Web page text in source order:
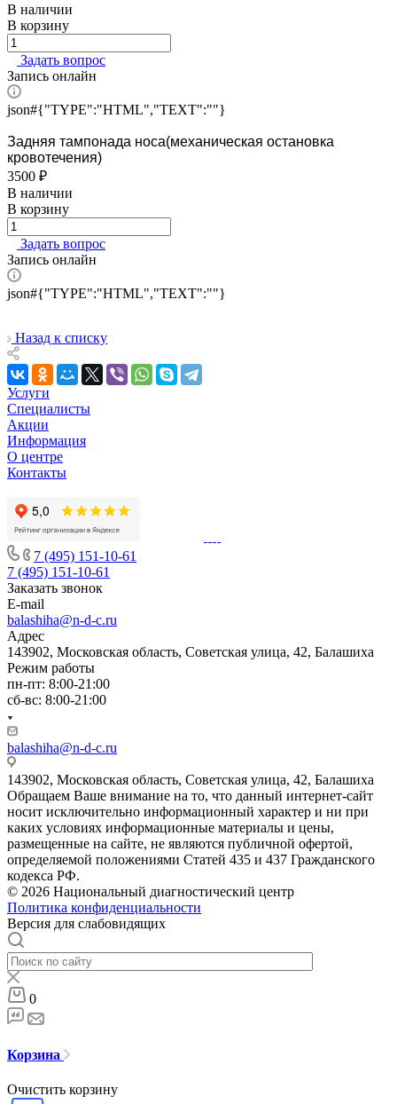
В наличии
В корзину
Задать вопрос
Запись онлайн
json#{"TYPE":"HTML","TEXT":""}
Задняя тампонада носа(механическая остановка
кровотечения)
3500 ₽
В наличии
В корзину
Задать вопрос
Запись онлайн
json#{"TYPE":"HTML","TEXT":""}
Назад к списку
Услуги
Специалисты
Акции
Информация
О центре
Контакты
7 (495) 151-10-61
7 (495) 151-10-61
Заказать звонок
E-mail
balashiha@n-d-c.ru
Адрес
143902, Московская область, Советская улица, 42, Балашиха
Режим работы
пн-пт: 8:00-21:00
сб-вс: 8:00-21:00
balashiha@n-d-c.ru
143902, Московская область, Советская улица, 42, Балашиха
Обращаем Ваше внимание на то, что данный интернет-сайт
носит исключительно информационный характер и ни при
каких условиях информационные материалы и цены,
размещенные на сайте, не являются публичной офертой,
определяемой положениями Статей 435 и 437 Гражданского
кодекса РФ.
© 2026 Национальный диагностический центр
Политика конфиденциальности
Версия для слабовидящих
0
Корзина
Очистить корзину